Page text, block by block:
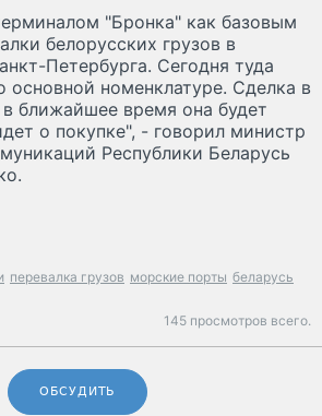
"Бронка" как базовым
белорусских грузов в
Петербурга. Сегодня туда
основной номенклатуре. Сделка в
ближайшее время она будет
о покупке", - говорил министр
Республики Беларусь
перевалка грузов морские порты беларусь
145 просмотров всего.
ОБСУДИТЬ